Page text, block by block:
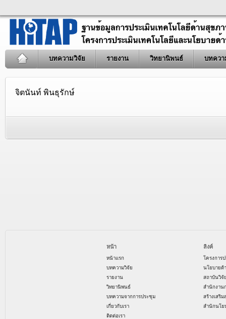
บทความวิจัย รายงาน วิทยานิพนธ์ บทควา
จิตนันท์ พินธุรักษ์
หน้า
หน้าแรก
บทความวิจัย
รายงาน
วิทยานิพนธ์
บทความจากการประชุม
เกี่ยวกับเรา
ติดต่อเรา
ลิงค์
โครงการ
นโยบายด้
สถาบันวิจั
สำนักงาน
สร้างเสริ
สำนักนโย